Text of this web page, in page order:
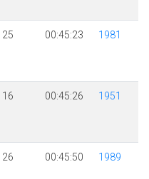
25 00:45:23 1981
16 00:45:26 1951
26 00:45:50 1989